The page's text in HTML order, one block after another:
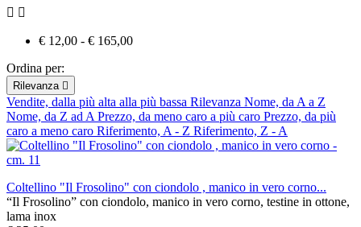
 
€ 12,00 - € 165,00
Ordina per:
Rilevanza 
Vendite, dalla più alta alla più bassa Rilevanza Nome, da A a Z
Nome, da Z ad APrezzo, da meno caro a più caro Prezzo, da più
caro a meno caro Riferimento, A - Z Riferimento, Z - A
Coltellino "Il Frosolino" con ciondolo , manico in vero corno...
“Il Frosolino” con ciondolo, manico in vero corno, testine in ottone,
lama inox